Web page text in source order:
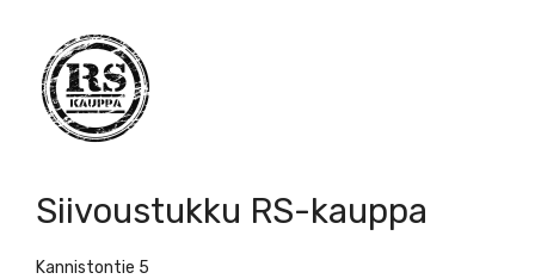
Siivoustukku RS-kauppa
Kannistontie 5